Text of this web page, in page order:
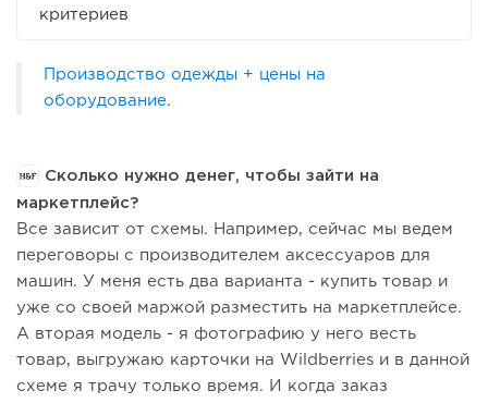
критериев
Производство одежды + цены на
оборудование.
Сколько нужно денег, чтобы зайти на
маркетплейс?
Все зависит от схемы. Например, сейчас мы ведем
переговоры с производителем аксессуаров для
машин. У меня есть два варианта - купить товар и
уже со своей маржой разместить на маркетплейсе.
А вторая модель - я фотографию у него весть
товар, выгружаю карточки на Wildberries и в данной
схеме я трачу только время. И когда заказ